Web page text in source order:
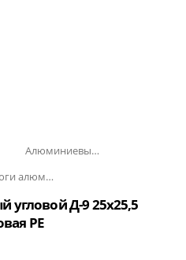
Алюминиевые пороги
Пороги алюминиевые угловые Д-9 25х25,5 мм
Д-9 25x25,5
РЕ